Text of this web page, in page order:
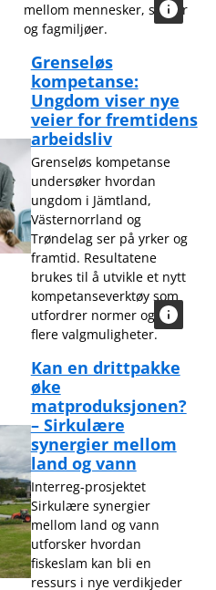
mellom mennesker, steder
og fagmiljøer.
Grenseløs
kompetanse:
Ungdom viser nye
veier for fremtidens
arbeidsliv
Grenseløs kompetanse
undersøker hvordan
ungdom i Jämtland,
Västernorrland og
Trøndelag ser på yrker og
framtid. Resultatene
brukes til å utvikle et nytt
kompetanseverktøy som
utfordrer normer og gir
flere valgmuligheter.
Kan en drittpakke
øke
matproduksjonen?
– Sirkulære
synergier mellom
land og vann
Interreg-prosjektet
Sirkulære synergier
mellom land og vann
utforsker hvordan
fiskeslam kan bli en
ressurs i nye verdikjeder